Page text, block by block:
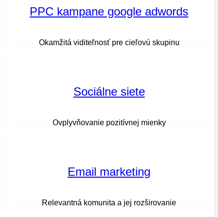
PPC kampane google adwords​
Okamžitá viditeľnosť pre cieľovú skupinu
Sociálne siete
Ovplyvňovanie pozitívnej mienky
Email marketing
Relevantná komunita a jej rozširovanie